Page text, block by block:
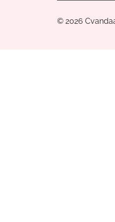
© 2026